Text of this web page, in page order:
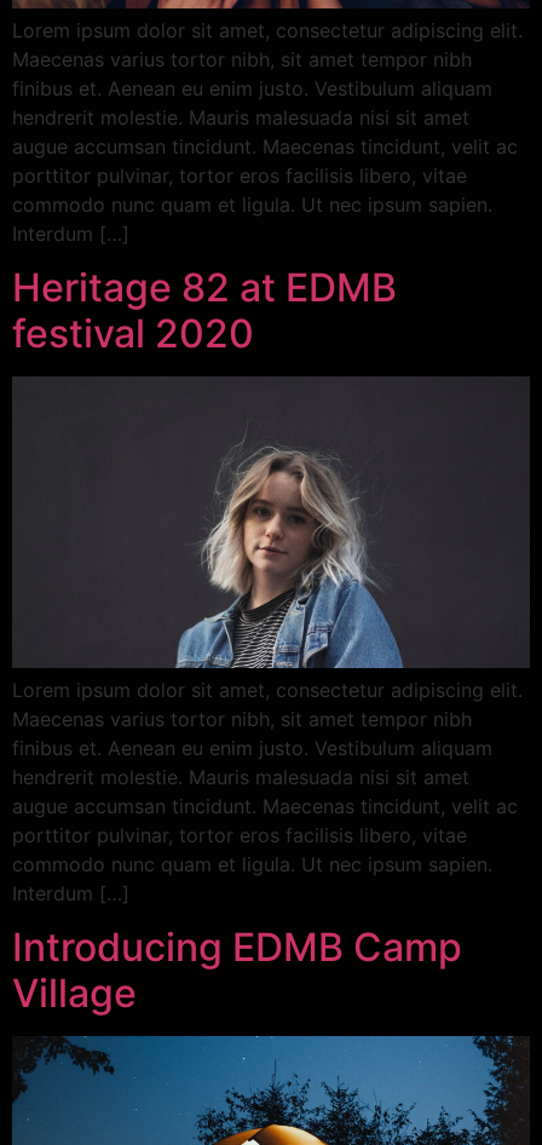
Lorem ipsum dolor sit amet, consectetur adipiscing elit.
Maecenas varius tortor nibh, sit amet tempor nibh
finibus et. Aenean eu enim justo. Vestibulum aliquam
hendrerit molestie. Mauris malesuada nisi sit amet
augue accumsan tincidunt. Maecenas tincidunt, velit ac
porttitor pulvinar, tortor eros facilisis libero, vitae
commodo nunc quam et ligula. Ut nec ipsum sapien.
Interdum […]
Heritage 82 at EDMB
festival 2020
Lorem ipsum dolor sit amet, consectetur adipiscing elit.
Maecenas varius tortor nibh, sit amet tempor nibh
finibus et. Aenean eu enim justo. Vestibulum aliquam
hendrerit molestie. Mauris malesuada nisi sit amet
augue accumsan tincidunt. Maecenas tincidunt, velit ac
porttitor pulvinar, tortor eros facilisis libero, vitae
commodo nunc quam et ligula. Ut nec ipsum sapien.
Interdum […]
Introducing EDMB Camp
Village